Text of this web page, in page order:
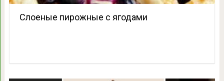
Слоеные пирожные с ягодами